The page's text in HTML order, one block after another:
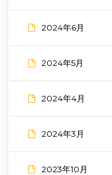
2024年6月
2024年5月
2024年4月
2024年3月
2023年10月